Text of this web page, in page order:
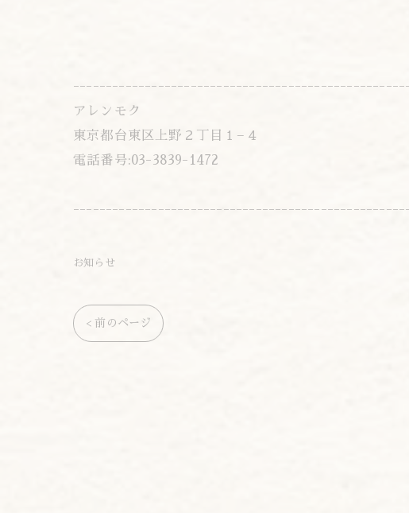
アレンモク
東京都台東区上野２丁目１−４
電話番号:03-3839-1472
お知らせ
< 前のページ